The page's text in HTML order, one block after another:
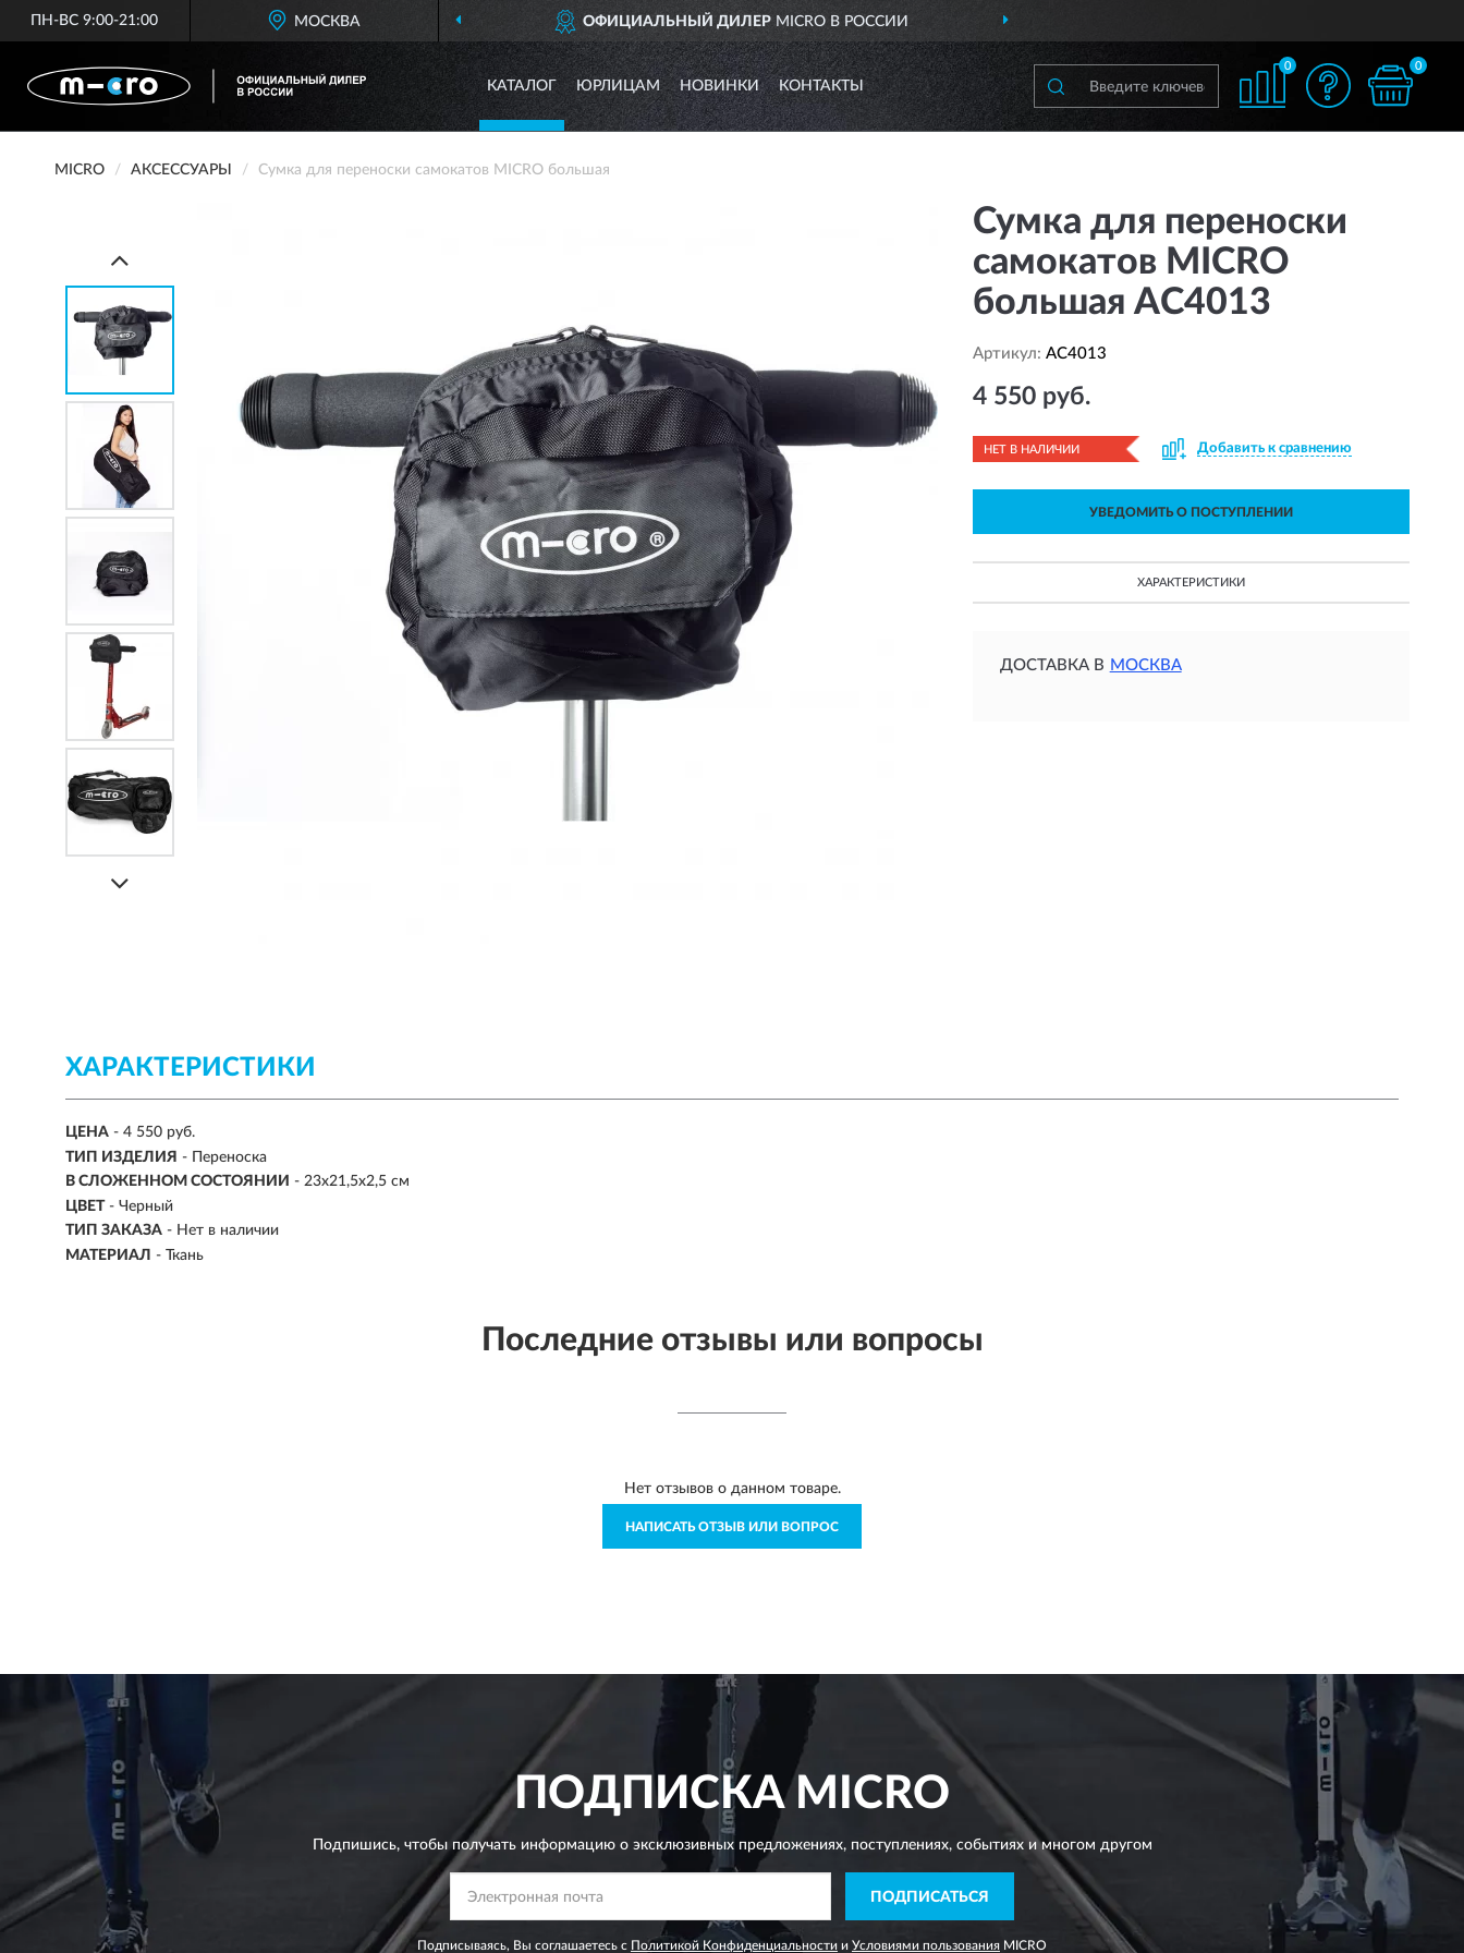
ПН-ВС 9:00-21:00 МОСКВА ОФИЦИАЛЬНЫЙ ДИЛЕР MICRO В РОССИИ
КАТАЛОГ ЮРЛИЦАМ НОВИНКИ КОНТАКТЫ
0 0
MICRO АКСЕССУАРЫ Сумка для переноски самокатов MICRO большая
Сумка для переноски
самокатов MICRO
большая AC4013
Артикул: AC4013
4 550 руб.
НЕТ В НАЛИЧИИ Добавить к сравнению
УВЕДОМИТЬ О ПОСТУПЛЕНИИ
ХАРАКТЕРИСТИКИ
ДОСТАВКА В МОСКВА
ХАРАКТЕРИСТИКИ
ЦЕНА - 4 550 руб.
ТИП ИЗДЕЛИЯ - Переноска
В СЛОЖЕННОМ СОСТОЯНИИ - 23х21,5х2,5 см
ЦВЕТ - Черный
ТИП ЗАКАЗА - Нет в наличии
МАТЕРИАЛ - Ткань
Последние отзывы или вопросы
Нет отзывов о данном товаре.
НАПИСАТЬ ОТЗЫВ ИЛИ ВОПРОС
ПОДПИСКАMICRO
Подпишись, чтобы получать информацию о эксклюзивных предложениях,поступлениях, событиях и многом другом
ПОДПИСАТЬСЯ
Подписываясь, Вы соглашаетесь с Политикой Конфиденциальности и Условиями пользования MICRO